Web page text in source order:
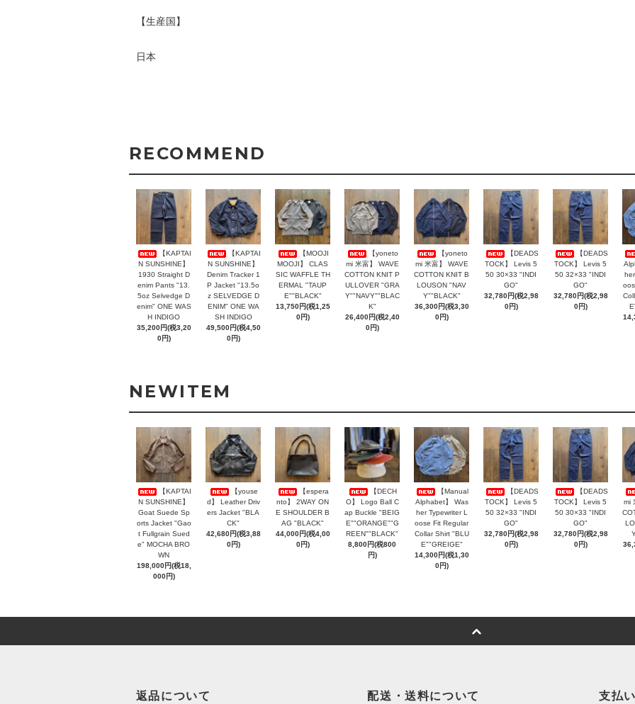
【生産国】
日本
RECOMMEND
【KAPTAI
N SUNSHINE】
1930 Straight D
enim Pants "13.
5oz Selvedge D
enim" ONE WAS
H INDIGO
35,200円(税3,20
0円)
【KAPTAI
N SUNSHINE】
Denim Tracker 1
P Jacket "13.5o
z SELVEDGE D
ENIM" ONE WA
SH INDIGO
49,500円(税4,50
0円)
【MOOJI
MOOJI】 CLAS
SIC WAFFLE TH
ERMAL "TAUP
E""BLACK"
13,750円(税1,25
0円)
【yoneto
mi 米富】 WAVE
COTTON KNIT P
ULLOVER "GRA
Y""NAVY""BLAC
K"
26,400円(税2,40
0円)
【yoneto
mi 米富】 WAVE
COTTON KNIT B
LOUSON "NAV
Y""BLACK"
36,300円(税3,30
0円)
【DEADS
TOCK】 Levis 5
50 30×33 "INDI
GO"
32,780円(税2,98
0円)
【DEADS
TOCK】 Levis 5
50 32×33 "INDI
GO"
32,780円(税2,98
0円)
NEWITEM
【KAPTAI
N SUNSHINE】
Goat Suede Sp
orts Jacket "Gao
t Fullgrain Sued
e" MOCHA BRO
WN
198,000円(税18,
000円)
【youse
d】 Leather Driv
ers Jacket "BLA
CK"
42,680円(税3,88
0円)
【espera
nto】 2WAY ON
E SHOULDER B
AG "BLACK"
44,000円(税4,00
0円)
【DECH
O】 Logo Ball C
ap Buckle "BEIG
E""ORANGE""G
REEN""BLACK"
8,800円(税800
円)
【Manual
Alphabet】 Was
her Typewriter L
oose Fit Regular
Collar Shirt "BLU
E""GREIGE"
14,300円(税1,30
0円)
【DEADS
TOCK】 Levis 5
50 32×33 "INDI
GO"
32,780円(税2,98
0円)
【DEADS
TOCK】 Levis 5
50 30×33 "INDI
GO"
32,780円(税2,98
0円)
mi
返品について 配送・送料について 支払